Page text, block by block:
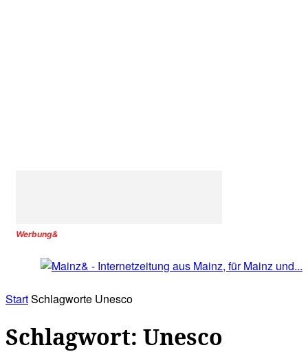
Werbung&
StartSchlagworte Unesco
Schlagwort: Unesco